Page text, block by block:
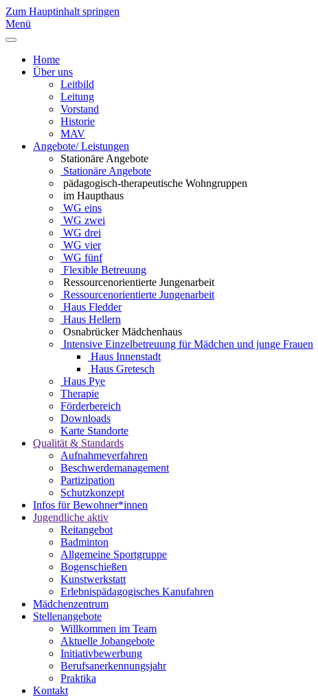
Zum Hauptinhalt springen
Menü
Home
Über uns
Leitbild
Leitung
Vorstand
Historie
MAV
Angebote/ Leistungen
Stationäre Angebote
Stationäre Angebote
pädagogisch-therapeutische Wohngruppen
im Haupthaus
WG eins
WG zwei
WG drei
WG vier
WG fünf
Flexible Betreuung
Ressourcenorientierte Jungenarbeit
Ressourcenorientierte Jungenarbeit
Haus Fledder
Haus Hellern
Osnabrücker Mädchenhaus
Intensive Einzelbetreuung für Mädchen und junge Frauen
Haus Innenstadt
Haus Gretesch
Haus Pye
Therapie
Förderbereich
Downloads
Karte Standorte
Qualität & Standards
Aufnahmeverfahren
Beschwerdemanagement
Partizipation
Schutzkonzept
Infos für Bewohner*innen
Jugendliche aktiv
Reitangebot
Badminton
Allgemeine Sportgruppe
Bogenschießen
Kunstwerkstatt
Erlebnispädagogisches Kanufahren
Mädchenzentrum
Stellenangebote
Willkommen im Team
Aktuelle Jobangebote
Initiativbewerbung
Berufsanerkennungsjahr
Praktika
Kontakt